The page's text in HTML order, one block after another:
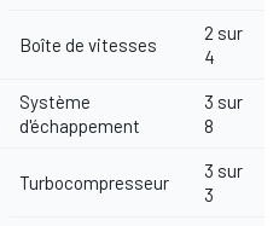
Boîte de vitesses
2 sur
4
Système
d'échappement
3 sur
8
Turbocompresseur
3 sur
3